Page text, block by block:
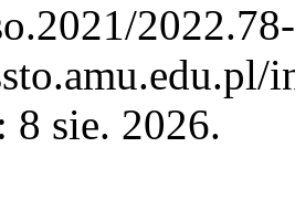
8 sie. 2026.